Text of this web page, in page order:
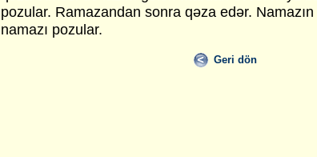
pozular. Ramazandan sonra qəza edər.
namazı pozular.
Geri dön